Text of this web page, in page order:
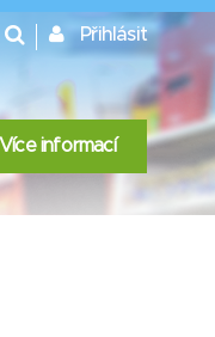
Přihlásit
Více informací